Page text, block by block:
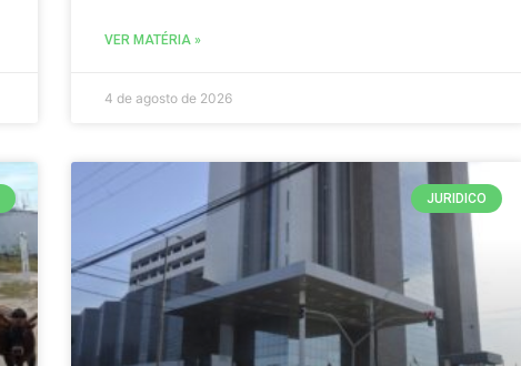
VER MATÉRIA »
4 de agosto de 2026
JURIDICO